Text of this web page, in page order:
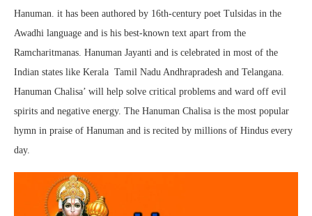
Hanuman. it has been authored by 16th-century poet Tulsidas in the
Awadhi language and is his best-known text apart from the
Ramcharitmanas. Hanuman Jayanti and is celebrated in most of the
Indian states like Kerala Tamil Nadu Andhrapradesh and Telangana.
Hanuman Chalisa’ will help solve critical problems and ward off evil
spirits and negative energy. The Hanuman Chalisa is the most popular
hymn in praise of Hanuman and is recited by millions of Hindus every
day.